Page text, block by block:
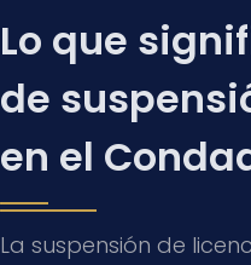
Lo que
de
en el
La suspensión de